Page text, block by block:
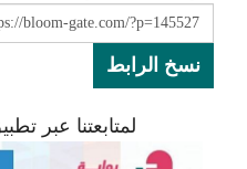
نسخ الرابط
لمتابعتنا عبر